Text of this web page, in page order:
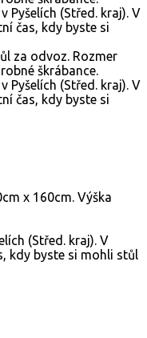
x 160cm. Výška
(Střed. kraj). V
kdy byste si mohli stůl